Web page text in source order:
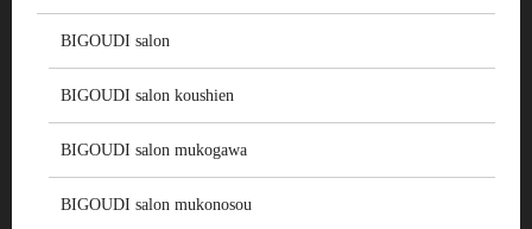
BIGOUDI salon
BIGOUDI salon koushien
BIGOUDI salon mukogawa
BIGOUDI salon mukonosou